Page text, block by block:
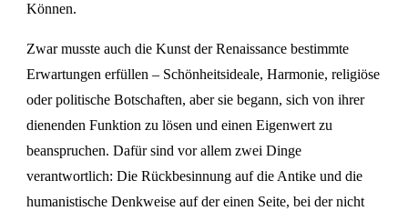
Können.
Zwar musste auch die Kunst der Renaissance bestimmte
Erwartungen erfüllen – Schönheitsideale, Harmonie, religiöse
oder politische Botschaften, aber sie begann, sich von ihrer
dienenden Funktion zu lösen und einen Eigenwert zu
beanspruchen. Dafür sind vor allem zwei Dinge
verantwortlich: Die Rückbesinnung auf die Antike und die
humanistische Denkweise auf der einen Seite, bei der nicht